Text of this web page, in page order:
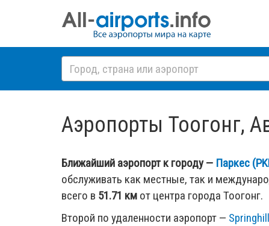
Аэропорты Тоогонг,
Ближайший аэропорт к городу — Паркес
обслуживать как местные, так и
всего в 51.71 км от центра города Тоогонг.
Второй по удаленности аэропорт —